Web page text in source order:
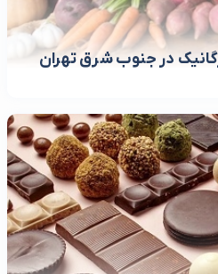
در جنوب شرق تهران